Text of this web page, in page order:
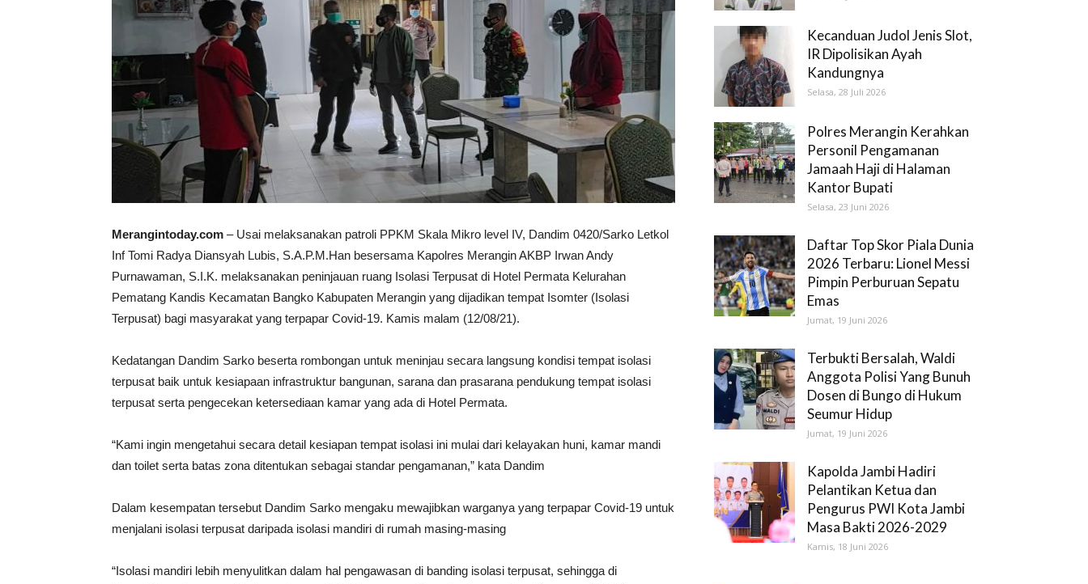
Merangintoday.com – Usai melaksanakan patroli PPKM Skala Mikro level IV, Dandim 0420/Sarko Letkol
Inf Tomi Radya Diansyah Lubis, S.A.P.M.Han besersama Kapolres Merangin AKBP Irwan Andy
Purnawaman, S.I.K. melaksanakan peninjauan ruang Isolasi Terpusat di Hotel Permata Kelurahan
Pematang Kandis Kecamatan Bangko Kabupaten Merangin yang dijadikan tempat Isomter (Isolasi
Terpusat) bagi masyarakat yang terpapar Covid-19. Kamis malam (12/08/21).
Kedatangan Dandim Sarko beserta rombongan untuk meninjau secara langsung kondisi tempat isolasi
terpusat baik untuk kesiapaan infrastruktur bangunan, sarana dan prasarana pendukung tempat isolasi
terpusat serta pengecekan ketersediaan kamar yang ada di Hotel Permata.
“Kami ingin mengetahui secara detail kesiapan tempat isolasi ini mulai dari kelayakan huni, kamar mandi
dan toilet serta batas zona ditentukan sebagai standar pengamanan,” kata Dandim
Dalam kesempatan tersebut Dandim Sarko mengaku mewajibkan warganya yang terpapar Covid-19 untuk
menjalani isolasi terpusat daripada isolasi mandiri di rumah masing-masing
“Isolasi mandiri lebih menyulitkan dalam hal pengawasan di banding isolasi terpusat, sehingga di
Kecanduan Judol Jenis Slot,
IR Dipolisikan Ayah
Kandungnya
Selasa, 28 Juli 2026
Polres Merangin Kerahkan
Personil Pengamanan
Jamaah Haji di Halaman
Kantor Bupati
Selasa, 23 Juni 2026
Daftar Top Skor Piala Dunia
2026 Terbaru: Lionel Messi
Pimpin Perburuan Sepatu
Emas
Jumat, 19 Juni 2026
Terbukti Bersalah, Waldi
Anggota Polisi Yang Bunuh
Dosen di Bungo di Hukum
Seumur Hidup
Jumat, 19 Juni 2026
Kapolda Jambi Hadiri
Pelantikan Ketua dan
Pengurus PWI Kota Jambi
Masa Bakti 2026-2029
Kamis, 18 Juni 2026